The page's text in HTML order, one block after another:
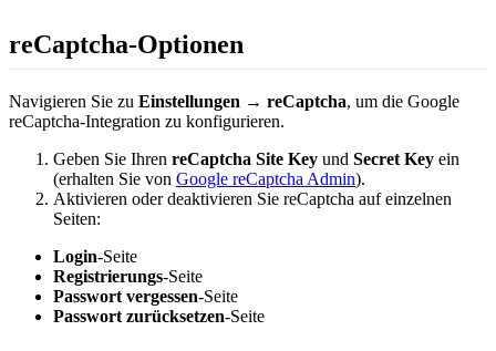
reCaptcha-Optionen
Navigieren Sie zu Einstellungen → reCaptcha, um die Google
reCaptcha-Integration zu konfigurieren.
Geben Sie Ihren reCaptcha Site Key und Secret Key ein
(erhalten Sie von Google reCaptcha Admin).
Aktivieren oder deaktivieren Sie reCaptcha auf einzelnen
Seiten:
Login-Seite
Registrierungs-Seite
Passwort vergessen-Seite
Passwort zurücksetzen-Seite